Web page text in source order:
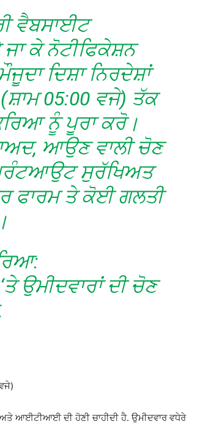
ਵੈਬਸਾਈਟ
ਕੇ ਨੋਟੀਫਿਕੇਸ਼ਨ
ਦਿਸ਼ਾ ਨਿਰਦੇਸ਼ਾਂ
05:00 ਵਜੇ) ਤੱਕ
ਨੂੰ ਪੂਰਾ ਕਰੋ।
ਆਉਣ ਵਾਲੀ ਚੋਣ
ਸੁਰੱਖਿਅਤ
ਫਾਰਮ ਤੇ ਕੋਈ ਗਲਤੀ
ਉਮੀਦਵਾਰਾਂ ਦੀ ਚੋਣ
ਅਤੇ ਆਈਟੀਆਈ ਦੀ ਹੋਣੀ ਚਾਹੀਦੀ ਹੈ. ਉਮੀਦਵਾਰ ਵਧੇਰੇ